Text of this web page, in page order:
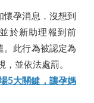
懷孕消息，沒想到
於新助理報到前
。此行為被認定為
並依法處罰。
5大關鍵，讓孕媽